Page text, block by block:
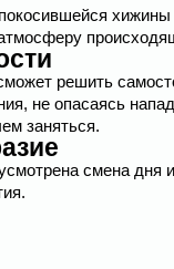
решить
не опасаясь
заняться.
смена дня